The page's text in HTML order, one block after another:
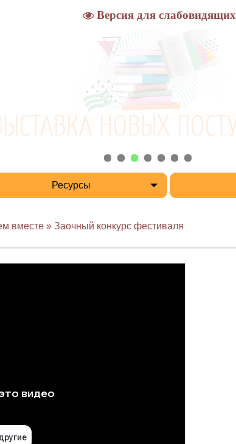
Версия для слабовидящих
Ресурсы
вместе » Заочный конкурс фестиваля